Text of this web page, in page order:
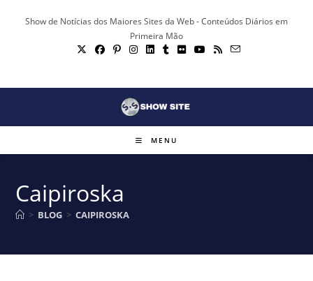
Show de Notícias dos Maiores Sites da Web - Conteúdos Diários em
Primeira Mão
MENU
Caipiroska
> BLOG > CAIPIROSKA